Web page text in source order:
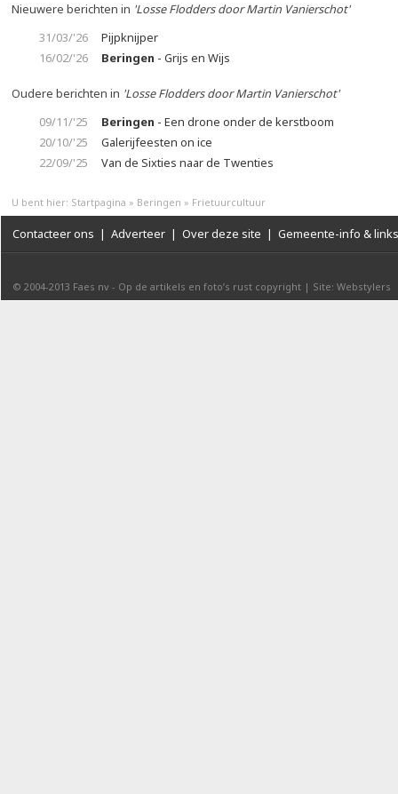
Nieuwere berichten in 'Losse Flodders door Martin Vanierschot'
31/03/'26
Pijpknijper
16/02/'26
Beringen - Grijs en Wijs
Oudere berichten in 'Losse Flodders door Martin Vanierschot'
09/11/'25
Beringen - Een drone onder de kerstboom
20/10/'25
Galerijfeesten on ice
22/09/'25
Van de Sixties naar de Twenties
U bent hier: Startpagina » Beringen » Frietuurcultuur
Contacteer ons | Adverteer | Over deze site | Gemeente-info & links
© 2004-2013 Faes nv - Op de artikels en foto’s rust copyright | Site: Webstylers